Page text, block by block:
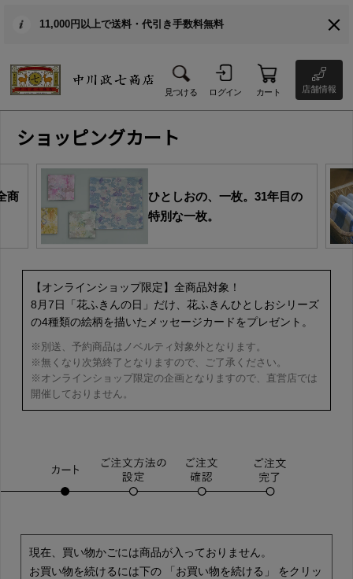
11,000円以上で送料・代引き手数料無料
見つける ログイン カート 店舗情報
ショッピングカート
商
ひとしおの、一枚。31年目の
特別な一枚。
【オンラインショップ限定】全商品対象！
8月7日「花ふきんの日」だけ、花ふきんひとしおシリーズ
の4種類の絵柄を描いたメッセージカードをプレゼント。
※別送、予約商品はノベルティ対象外となります。
※無くなり次第終了となりますので、ご了承ください。
※オンラインショップ限定の企画となりますので、直営店では
開催しておりません。
現在、買い物かごには商品が入っておりません。
お買い物を続けるには下の 「お買い物を続ける」 をクリッ